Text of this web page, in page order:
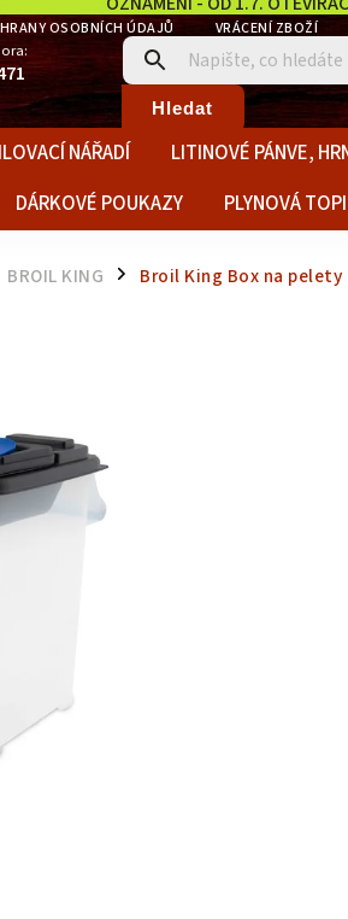
OSOBNÍCH ÚDAJŮ VRÁCENÍ ZBOŽÍ
Hledat
NÁŘADÍ LITINOVÉ PÁNVE,
DÁRKOVÉ POUKAZY PLYNOVÁ
BROIL KING / Broil King Box na pelety